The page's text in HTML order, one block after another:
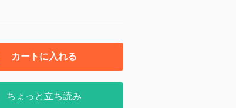
カートに入れる
ちょっと立ち読み